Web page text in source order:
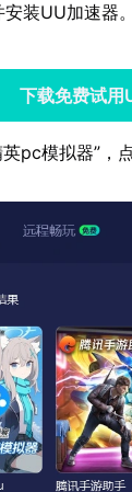
装UU加速器。
下载免费试用
pc模拟器”，